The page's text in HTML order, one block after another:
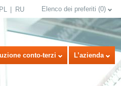
PL RU Elenco dei preferiti (0)
conto-terzi L’azienda